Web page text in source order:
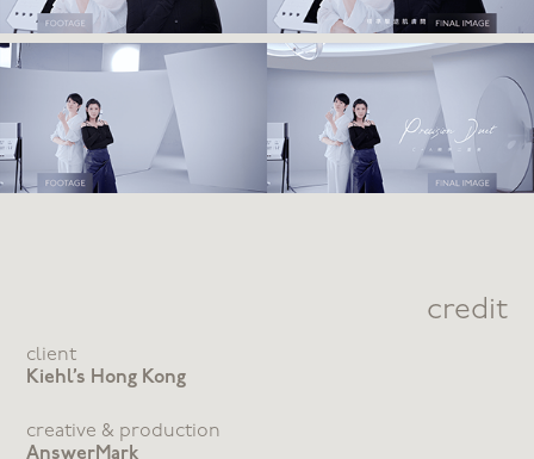
credit
client
Kiehl’s Hong Kong
creative & production
AnswerMark